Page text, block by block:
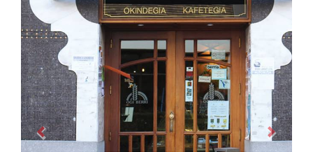
Previous Next